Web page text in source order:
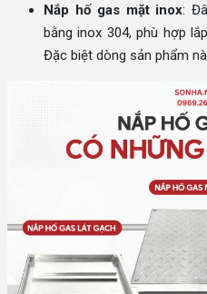
Nắp hố gas mặt inox:
bằng inox 304, phù hợp
Đặc biệt dòng sản phẩm